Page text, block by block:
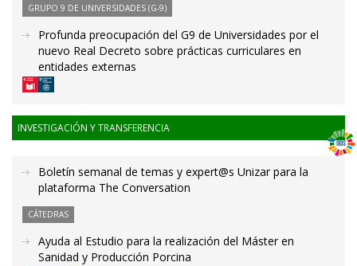
GRUPO 9 DE UNIVERSIDADES (G-9)
Profunda preocupación del G9 de Universidades por el
nuevo Real Decreto sobre prácticas curriculares en
entidades externas
INVESTIGACIÓN Y TRANSFERENCIA
Boletín semanal de temas y expert@s Unizar para la
plataforma The Conversation
CÁTEDRAS
Ayuda al Estudio para la realización del Máster en
Sanidad y Producción Porcina